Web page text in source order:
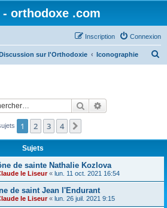
orthodoxe .com
Connexion
Inscription
sur l'Orthodoxie Iconographie
c
r
Rechercher
1 2 3 4
Sujets
de sainte Nathalie Kozlova
le Liseur« lun. 11 oct. 2021 16:54
de saint Jean l'Endurant
le Liseur« lun. 26 juil. 2021 9:15